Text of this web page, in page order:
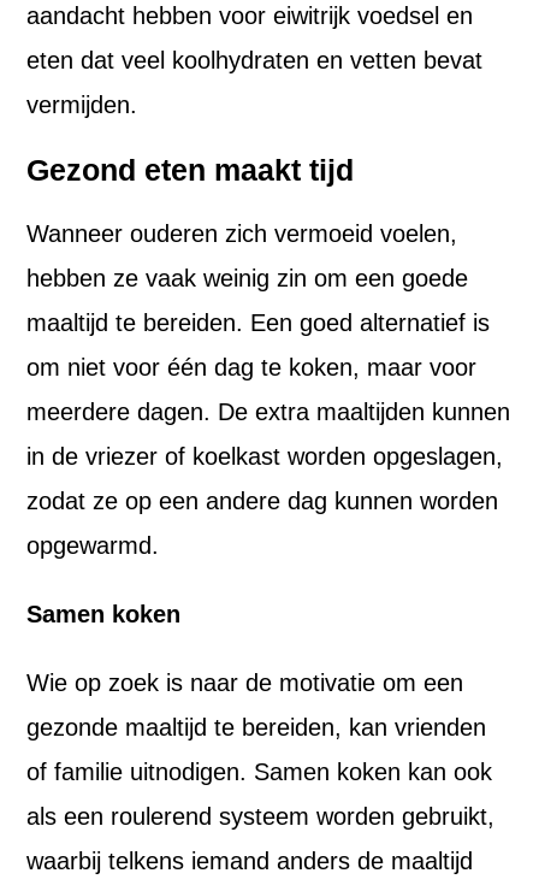
aandacht hebben voor eiwitrijk voedsel en
eten dat veel koolhydraten en vetten bevat
vermijden.
Gezond eten maakt tijd
Wanneer ouderen zich vermoeid voelen,
hebben ze vaak weinig zin om een goede
maaltijd te bereiden. Een goed alternatief is
om niet voor één dag te koken, maar voor
meerdere dagen. De extra maaltijden kunnen
in de vriezer of koelkast worden opgeslagen,
zodat ze op een andere dag kunnen worden
opgewarmd.
Samen koken
Wie op zoek is naar de motivatie om een
gezonde maaltijd te bereiden, kan vrienden
of familie uitnodigen. Samen koken kan ook
als een roulerend systeem worden gebruikt,
waarbij telkens iemand anders de maaltijd